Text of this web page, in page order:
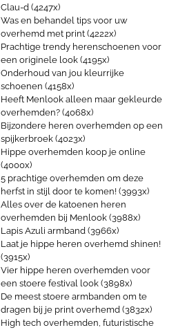
Clau-d (4247x)
Was en behandel tips voor uw
overhemd met print (4222x)
Prachtige trendy herenschoenen voor
een originele look (4195x)
Onderhoud van jou kleurrijke
schoenen (4158x)
Heeft Menlook alleen maar gekleurde
overhemden? (4068x)
Bijzondere heren overhemden op een
spijkerbroek (4023x)
Hippe overhemden koop je online
(4000x)
5 prachtige overhemden om deze
herfst in stijl door te komen! (3993x)
Alles over de katoenen heren
overhemden bij Menlook (3988x)
Lapis Azuli armband (3966x)
Laat je hippe heren overhemd shinen!
(3915x)
Vier hippe heren overhemden voor
een stoere festival look (3898x)
De meest stoere armbanden om te
dragen bij je print overhemd (3832x)
High tech overhemden, futuristische